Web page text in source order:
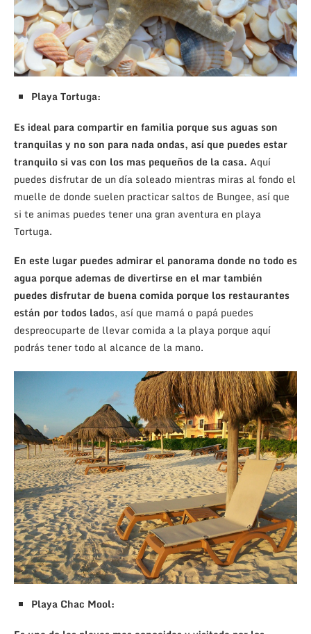
Playa Tortuga:
Es ideal para compartir en familia porque sus aguas son
tranquilas y no son para nada ondas, así que puedes estar
tranquilo si vas con los mas pequeños de la casa. Aquí
puedes disfrutar de un día soleado mientras miras al fondo el
muelle de donde suelen practicar saltos de Bungee, así que
si te animas puedes tener una gran aventura en playa
Tortuga.
En este lugar puedes admirar el panorama donde no todo es
agua porque ademas de divertirse en el mar también
puedes disfrutar de buena comida porque los restaurantes
están por todos lados, así que mamá o papá puedes
despreocuparte de llevar comida a la playa porque aquí
podrás tener todo al alcance de la mano.
Playa Chac Mool: